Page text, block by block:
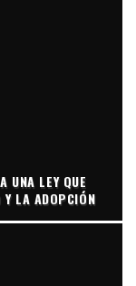
UNA LEY QUE
LA ADOPCIÓN